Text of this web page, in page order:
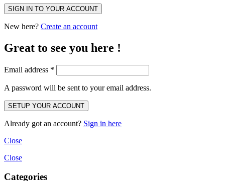
New here? Create an account
Great to see you here !
Email address *
A password will be sent to your email address.
Already got an account? Sign in here
Close
Close
Categories